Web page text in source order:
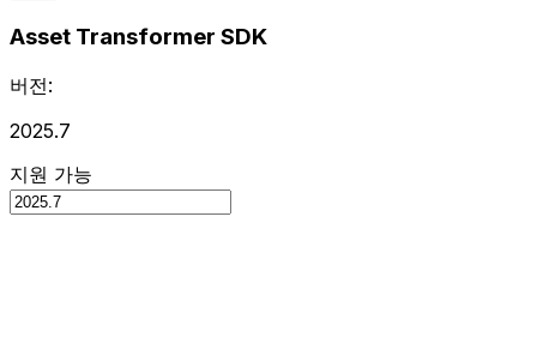
Asset Transformer SDK
버전:
2025.7
지원 가능